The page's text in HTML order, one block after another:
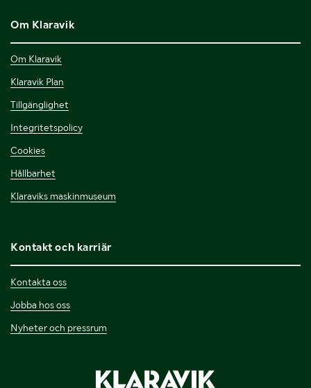
Om Klaravik
Om Klaravik
Klaravik Plan
Tillgänglighet
Integritetspolicy
Cookies
Hållbarhet
Klaraviks maskinmuseum
Kontakt och karriär
Kontakta oss
Jobba hos oss
Nyheter och pressrum